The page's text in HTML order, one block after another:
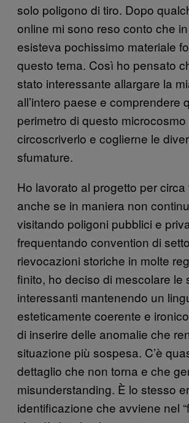
solo poligono di tiro. Dopo
online mi sono reso conto che
esisteva pochissimo materiale
questo tema. Così ho pensato
stato interessante allargare la
all’intero paese e comprendere
perimetro di questo
circoscriverlo e coglierne le
sfumature.
Ho lavorato al progetto per circa
anche se in maniera non
visitando poligoni pubblici e
frequentando convention di
rievocazioni storiche in molte
finito, ho deciso di mescolare le
interessanti mantenendo un
esteticamente coerente e
di inserire delle anomalie che
situazione più sospesa. C’è
dettaglio che non torna e che
misunderstanding. È lo stesso
identificazione che avviene nel